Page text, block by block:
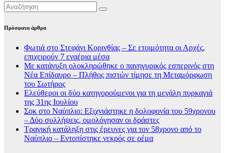
Πρόσφατα άρθρα
Φωτιά στο Στεφάνι Κορινθίας – Σε ετοιμότητα οι Αρχές,
επιχειρούν 7 εναέρια μέσα
Με κατάνυξη ολοκληρώθηκε ο πανηγυρικός εσπερινός στη
Νέα Επίδαυρο – Πλήθος πιστών τίμησε τη Μεταμόρφωση
του Σωτήρος
Ελεύθεροι οι δύο κατηγορούμενοι για τη μεγάλη πυρκαγιά
της 31ης Ιουλίου
Σοκ στο Ναύπλιο: Εξιχνιάστηκε η δολοφονία του 59χρονου
– Δύο συλλήψεις, ομολόγησαν οι δράστες
Τραγική κατάληξη στις έρευνες για τον 58χρονο από το
Ναύπλιο – Εντοπίστηκε νεκρός σε ρέμα